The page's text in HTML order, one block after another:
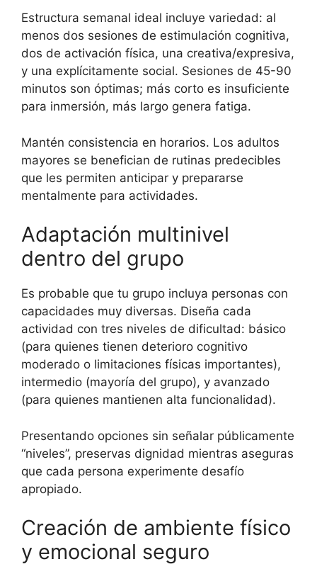
Estructura semanal ideal incluye variedad: al
menos dos sesiones de estimulación cognitiva,
dos de activación física, una creativa/expresiva,
y una explícitamente social. Sesiones de 45-90
minutos son óptimas; más corto es insuficiente
para inmersión, más largo genera fatiga.
Mantén consistencia en horarios. Los adultos
mayores se benefician de rutinas predecibles
que les permiten anticipar y prepararse
mentalmente para actividades.
Adaptación multinivel
dentro del grupo
Es probable que tu grupo incluya personas con
capacidades muy diversas. Diseña cada
actividad con tres niveles de dificultad: básico
(para quienes tienen deterioro cognitivo
moderado o limitaciones físicas importantes),
intermedio (mayoría del grupo), y avanzado
(para quienes mantienen alta funcionalidad).
Presentando opciones sin señalar públicamente
“niveles”, preservas dignidad mientras aseguras
que cada persona experimente desafío
apropiado.
Creación de ambiente físico
y emocional seguro